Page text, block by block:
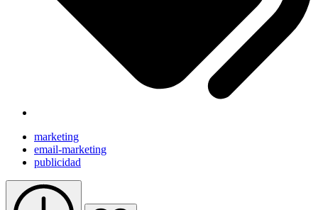
marketing
email-marketing
publicidad